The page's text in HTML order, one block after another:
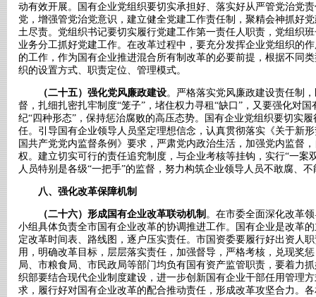
动有效开展。国有企业党组织要切实承担好、落实好从严管党治党
党，增强管党治党意识，建立健全党建工作责任制，聚精会神抓好
土尽责。党组织书记要切实履行党建工作第一责任人职责，党组织
业务分工抓好党建工作。在改革过程中，要充分发挥企业党组织的
的工作，作为国有企业推进混合所有制改革的必要前提，根据不同
织的设置方式、职责定位、管理模式。
（二十五）强化党风廉政建设。严格落实党风廉政建设责任制
督，扎细扎密扎牢制度“笼子”，堵住权力寻租“缺口”，又要强化对
纪“四种形态”，保持惩治腐败的高压态势。国有企业党组织要切实
任。引导国有企业领导人员坚定理想信念，认真贯彻落实《关于新
国共产党党内监督条例》要求，严肃党内政治生活，加强党内监督
权。建立切实可行的责任追究制度，与企业考核等挂钩，实行“一案
人员特别是各级“一把手”的监督，努力构筑企业领导人员不敢腐、
八、强化改革保障机制
（二十六）形成国有企业改革联动机制 。在市委全面深化改革
小组具体负责全市国有企业改革的协调推进工作。国有企业是改革
定改革时间表、路线图，逐户压实责任。市国资委要履行好出资人
用，明确改革目标，层层落实责任，加强督导，严格考核，兑现奖
局、市粮食局、市民政局等部门均负有国有资产监管职责，要着力
织部要结合现代企业制度建设，进一步创新国有企业干部任用管理
求，履行好对国有企业改革的配合推动责任，形成改革攻坚合力。